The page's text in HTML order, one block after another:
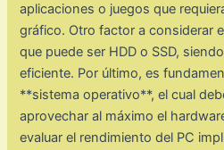
aplicaciones o juegos que
gráfico. Otro factor a considerar
que puede ser HDD o SSD,
eficiente. Por último, es
**sistema operativo**, el cual
aprovechar al máximo el
evaluar el rendimiento del PC